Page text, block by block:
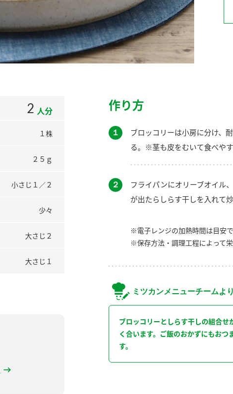
2 人分
１株
２５ｇ
小さじ１／２
少々
大さじ２
大さじ１
作り方
１
ブロッコリーは小房に分け、
る。※茎も皮をむいて食べや
２
フライパンにオリーブオイル
が出たらしらす干しを入れて炒
※電子レンジの加熱時間は目安
※保存方法・調理工程によって栄
ミツカンメニューチームより
ブロッコリーとしらす干しの組合
く合います。ご飯のおかずにもお
す。